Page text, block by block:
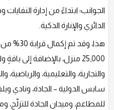
الجوانب؛ ابتداءً من إدارة النفايات
الدائري والإنارة الذكية.
هذا، وقد
25,000 منزل، بالإضافة إلى
والتجارية، والتعليمية،
سابس الدولية – الجادة، ونادي
للمطاعم، وميدان الجادة للتزلّج،